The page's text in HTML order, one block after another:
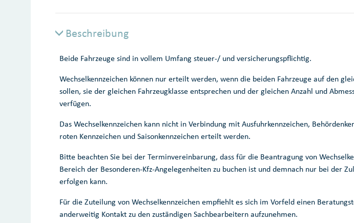
Beschreibung
Beide Fahrzeuge sind in vollem Umfang steuer-/ und versicherungspflichtig.
Wechselkennzeichen können nur erteilt werden, wenn die beiden Fahrzeuge auf den
sollen, sie der gleichen Fahrzeugklasse entsprechen und der gleichen Anzahl und
verfügen.
Das Wechselkennzeichen kann nicht in Verbindung mit Ausfuhrkennzeichen,
roten Kennzeichen und Saisonkennzeichen erteilt werden.
Bitte beachten Sie bei der Terminvereinbarung, dass für die Beantragung von
Bereich der Besonderen-Kfz-Angelegenheiten zu buchen ist und demnach nur bei der
erfolgen kann.
Für die Zuteilung von Wechselkennzeichen empfiehlt es sich im Vorfeld einen
anderweitig Kontakt zu den zuständigen Sachbearbeitern aufzunehmen.